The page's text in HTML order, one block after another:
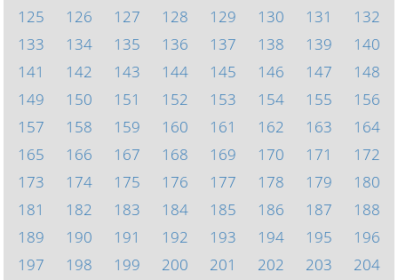
125
126 127 128 129 130 131
132
133
134 135 136 137 138 139
140
141
142 143 144 145 146 147
148
149
150 151 152 153 154 155
156
157
158 159 160 161 162 163
164
165
166 167 168 169 170 171
172
173
174 175 176 177 178 179
180
181
182 183 184 185 186 187
188
189
190 191 192 193 194 195
196
197
198 199 200 201 202 203
204